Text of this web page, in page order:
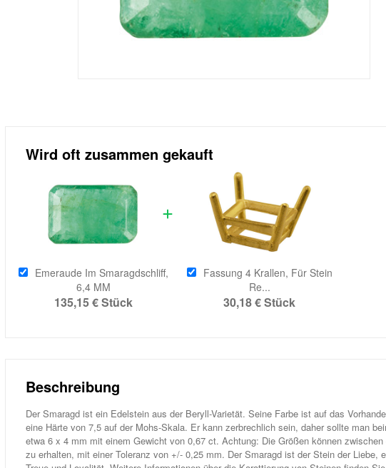
Wird oft zusammen gekauft
Emeraude Im Smaragdschliff,
6,4 MM
135,15 €Stück
Fassung 4 Krallen, Für Stein
Re...
30,18 €Stück
Beschreibung
Der Smaragd ist ein Edelstein aus der Beryll-Varietät. Seine Farbe ist auf das
eine Härte von 7,5 auf der Mohs-Skala. Er kann zerbrechlich sein, daher sollte man
etwa 6 x 4 mm mit einem Gewicht von 0,67 ct. Achtung: Die Größen können
zu erhalten, mit einer Toleranz von +/- 0,25 mm. Der Smaragd ist der Stein der Liebe,